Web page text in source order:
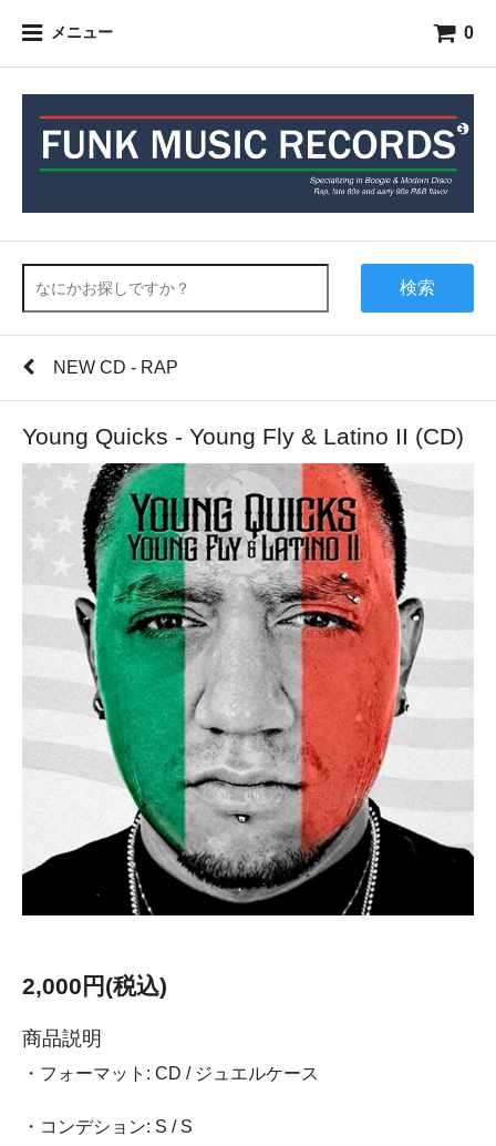
メニュー 0
検索
NEW CD - RAP
Young Quicks - Young Fly & Latino II (CD)
2,000円(税込)
商品説明
・フォーマット: CD / ジュエルケース
・コンデション: S / S